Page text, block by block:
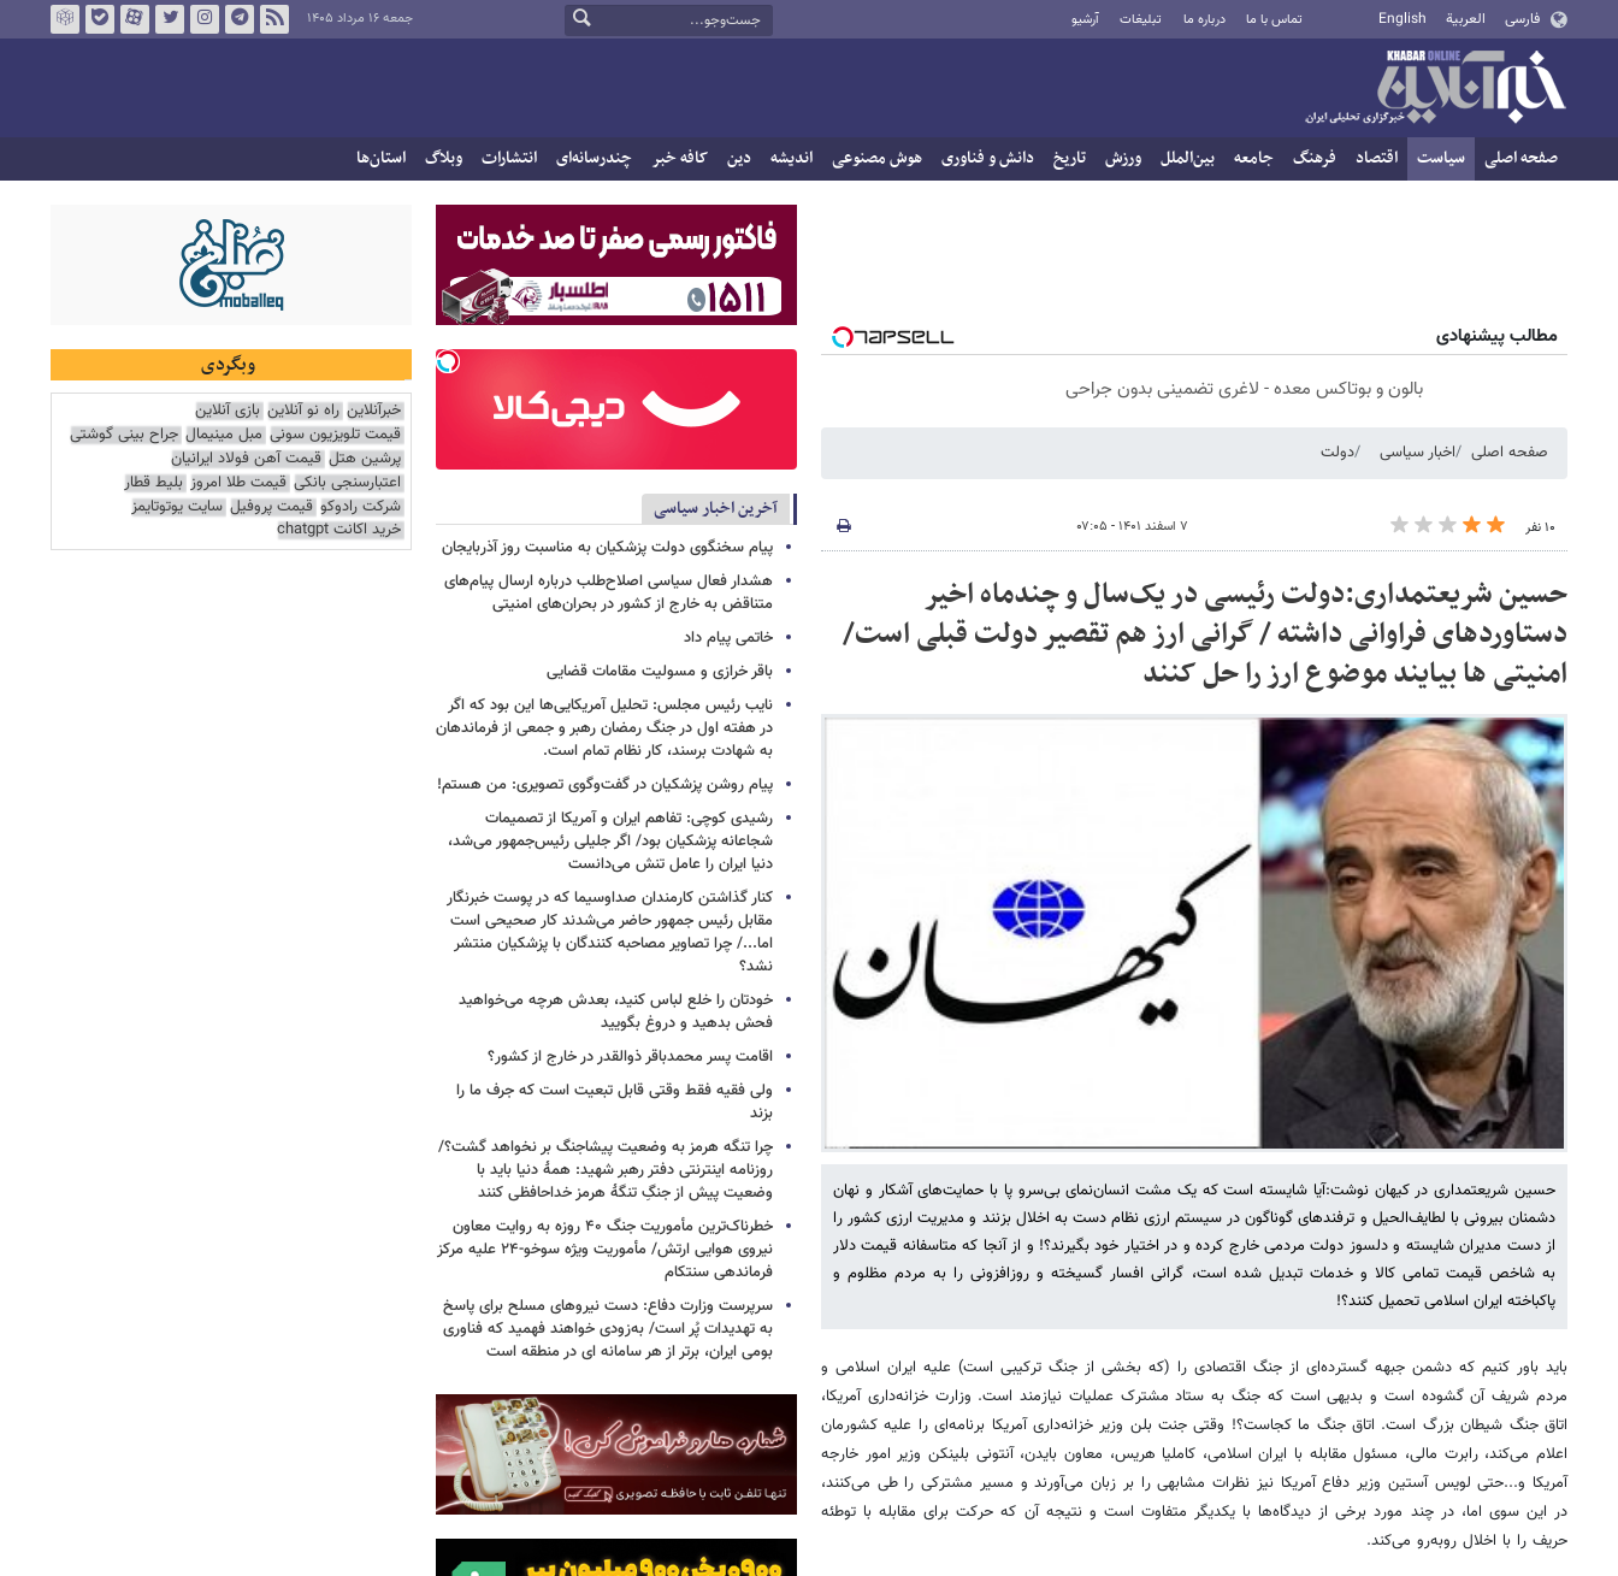
فارسی العربية English تماس با ما درباره ما تبلیغات آرشیو جمعه ۱۶ مرداد ۱۴۰۵
صفحه اصلی سیاست اقتصاد فرهنگ جامعه بین‌الملل ورزش تاریخ دانش و فناوری هوش مصنوعی اندیشه دین کافه خبر چندرسانه‌ای انتشارات وبلاگ استان‌ها
مطالب پیشنهادی
بالون و بوتاکس معده - لاغری تضمینی بدون جراحی
صفحه اصلی اخبار سیاسی دولت
۱۰ نفر ۷ اسفند ۱۴۰۱ - ۰۷:۰۵
حسین شریعتمداری:دولت رئیسی در یک‌سال و چندماه اخیر
دستاوردهای فراوانی داشته / گرانی ارز هم تقصیر دولت قبلی است/
امنیتی ها بیایند موضوع ارز را حل کنند
حسین شریعتمداری در کیهان نوشت:آیا شایسته است که یک مشت انسان‌نمای بی‌سرو پا با حمایت‌های آشکار و نهان
دشمنان بیرونی با لطایف‌الحیل و ترفندهای گوناگون در سیستم ارزی نظام دست به اخلال بزنند و مدیریت ارزی کشور را
از دست مدیران شایسته و دلسوز دولت مردمی خارج کرده و در اختیار خود بگیرند؟! و از آنجا که متاسفانه قیمت دلار
به شاخص قیمت تمامی کالا و خدمات تبدیل شده است، گرانی افسار گسیخته و روزافزونی را به مردم مظلوم و
پاکباخته ایران اسلامی تحمیل کنند؟!
باید باور کنیم که دشمن جبهه گسترده‌ای از جنگ اقتصادی را (که بخشی از جنگ ترکیبی است‌) علیه ایران اسلامی و
مردم شریف آن گشوده است و بدیهی است که جنگ به ستاد مشترک عملیات نیازمند است. وزارت خزانه‌داری آمریکا،
اتاق جنگ شیطان بزرگ است. اتاق جنگ ما کجاست؟! وقتی جنت بلن وزیر خزانه‌داری آمریکا برنامه‌ای را علیه کشورمان
اعلام می‌کند، رابرت مالی، مسئول مقابله با ایران اسلامی، کاملیا هریس، معاون بایدن، آنتونی بلینکن وزیر امور خارجه
آمریکا و...حتی لویس آستین وزیر دفاع آمریکا نیز نظرات مشابهی را بر زبان می‌آورند و مسیر مشترکی را طی می‌کنند،
در این سوی اما، در چند مورد برخی از دیدگاه‌ها با یکدیگر متفاوت است و نتیجه آن که حرکت برای مقابله با توطئه
حریف را با اخلال روبه‌رو می‌کند.
آخرین اخبار سیاسی
پیام سخنگوی دولت پزشکیان به مناسبت روز آذربایجان
هشدار فعال سیاسی اصلاح‌طلب درباره ارسال پیام‌های
متناقض به خارج از کشور در بحران‌های امنیتی
خاتمی پیام داد
باقر خرازی و مسولیت مقامات قضایی
نایب رئیس مجلس: تحلیل آمریکایی‌ها این بود که اگر
در هفته اول در جنگ رمضان رهبر و جمعی از فرماندهان
به شهادت برسند، کار نظام تمام است.
پیام روشن پزشکیان در گفت‌وگوی تصویری: من هستم!
رشیدی کوچی: تفاهم ایران و آمریکا از تصمیمات
شجاعانه پزشکیان بود/ اگر جلیلی رئیس‌جمهور می‌شد،
دنیا ایران را عامل تنش می‌دانست
کنار گذاشتن کارمندان صداوسیما که در پوست خبرنگار
مقابل رئیس جمهور حاضر می‌شدند کار صحیحی است
اما.../ چرا تصاویر مصاحبه کنندگان با پزشکیان منتشر
نشد؟
خودتان را خلع لباس کنید، بعدش هرچه می‌خواهید
فحش بدهید و دروغ بگویید
اقامت پسر محمدباقر ذوالقدر در خارج از کشور؟
ولی فقیه فقط وقتی قابل تبعیت است که جرف ما را
بزند
چرا تنگه هرمز به وضعیت پیشاجنگ بر نخواهد گشت؟/
روزنامه اینترنتی دفتر رهبر شهید: همۀ دنیا باید با
وضعیت پیش از جنگِ تنگۀ هرمز خداحافظی کنند
خطرناک‌ترین مأموریت جنگ ۴۰ روزه به روایت معاون
نیروی هوایی ارتش/ مأموریت ویژه سوخو-۲۴ علیه مرکز
فرماندهی سنتکام
سرپرست وزارت دفاع: دست نیروهای مسلح برای پاسخ
به تهدیدات پُر است/ به‌زودی خواهند فهمید که فناوری
بومی ایران، برتر از هر سامانه ای در منطقه است
وبگردی
خبرآنلاین راه نو آنلاین بازی آنلاین
قیمت تلویزیون سونی مبل مینیمال جراح بینی گوشتی
پرشین هتل قیمت آهن فولاد ایرانیان
اعتبارسنجی بانکی قیمت طلا امروز بلیط قطار
شرکت رادوکو قیمت پروفیل سایت یوتوتایمز
خرید اکانت chatgpt